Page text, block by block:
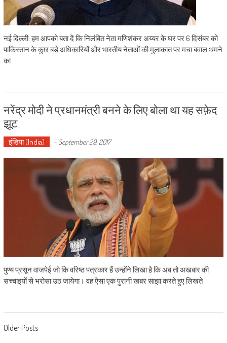
नई दिल्ली: हम आपको बता दें कि निलंबित नेता मणिशंकर अय्यर के घर पर 6 दिसंबर को
पाकिस्तान के कुछ बड़े अधिकारियों और भारतीय नेताओं की मुलाकात पर मचा बवाल थमने
का
नरेंद्र मोदी ने प्रधानमंत्री बनने के लिए बोला था यह सफ़ेद
झूट
इंडिया (India) - September 29, 2017
पुण्य प्रसून वाजपेई जो कि वरिष्ठ पत्रकार हैं उन्होंने लिखा है कि अब तो अखबार की
सच्चाइयों से भरोसा उठ जायेगा। वह ऐसा एक पुरानी खबर साझा करते हुए लिखते
Posts navigation
Older Posts